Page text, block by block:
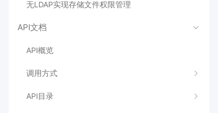
无LDAP实现存储文件权限管理
API文档
API概览
调用方式
API目录